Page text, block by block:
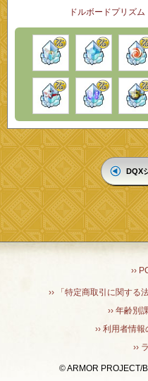
ドルボードプリズ
DQX
››
›› 「特定商取引に関する
›› 年齢別
›› 利用者情
››
© ARMOR PROJECT/